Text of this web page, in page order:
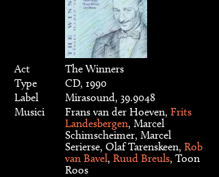
Act
The Winners
Type
CD, 1990
Label
Mirasound, 39.9048
Musici
Frans van der Hoeven, Frits
Landesbergen, Marcel
Schimscheimer, Marcel
Serierse, Olaf Tarenskeen, Rob
van Bavel, Ruud Breuls, Toon
Roos